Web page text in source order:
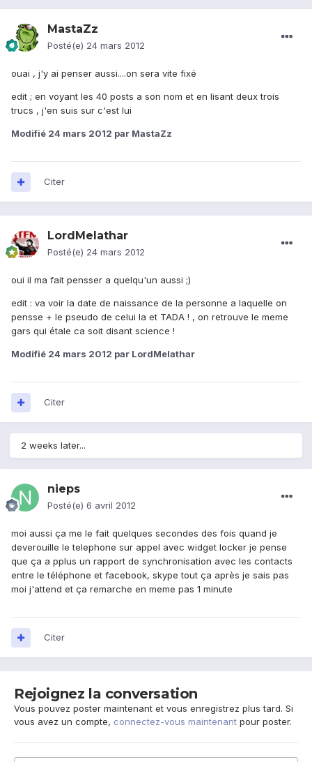
MastaZz
Posté(e) 24 mars 2012
ouai , j'y ai penser aussi....on sera vite fixé
edit ; en voyant les 40 posts a son nom et en lisant deux trois
trucs , j'en suis sur c'est lui
Modifié 24 mars 2012 par MastaZz
Citer
LordMelathar
Posté(e) 24 mars 2012
oui il ma fait pensser a quelqu'un aussi ;)
edit : va voir la date de naissance de la personne a laquelle on
pensse + le pseudo de celui la et TADA ! , on retrouve le meme
gars qui étale ca soit disant science !
Modifié 24 mars 2012 par LordMelathar
Citer
2 weeks later...
nieps
Posté(e) 6 avril 2012
moi aussi ça me le fait quelques secondes des fois quand je
deverouille le telephone sur appel avec widget locker je pense
que ça a pplus un rapport de synchronisation avec les contacts
entre le téléphone et facebook, skype tout ça après je sais pas
moi j'attend et ça remarche en meme pas 1 minute
Citer
Rejoignez la conversation
Vous pouvez poster maintenant et vous enregistrez plus tard. Si
vous avez un compte, connectez-vous maintenant pour poster.